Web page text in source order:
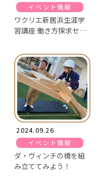
イベント情報
ワクリエ新居浜生涯学
習講座 働き方探求セミ
2024.09.26
イベント情報
ダ・ヴィンチの橋を組
み立ててみよう！